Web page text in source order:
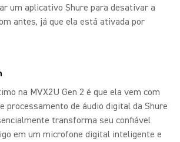
um aplicativo Shure para desativar a
antes, já que ela está ativada por
na MVX2U Gen 2 é que ela vem com
processamento de áudio digital da Shure
transforma seu confiável
em um microfone digital inteligente e